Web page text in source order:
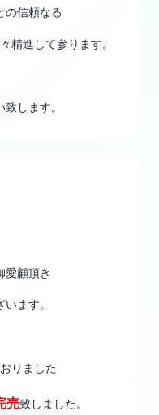
の信頼なる
精進して参ります。
します。
愛顧頂き
ます。
りました
売致しました。